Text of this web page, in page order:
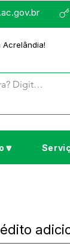
Acrelândia!